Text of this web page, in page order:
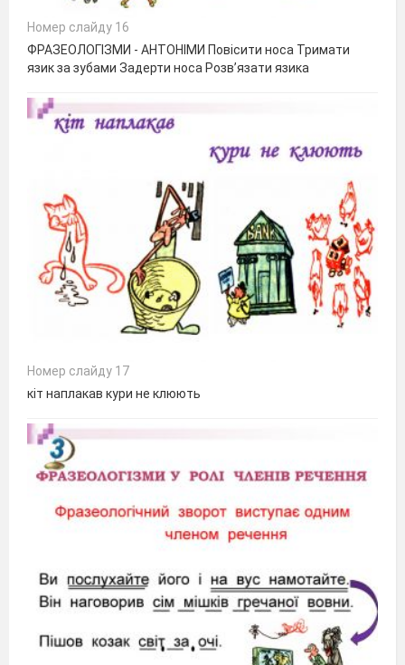
Номер слайду 16
ФРАЗЕОЛОГІЗМИ - АНТОНІМИ Повісити носа Тримати
язик за зубами Задерти носа Розв’язати язика
Номер слайду 17
кіт наплакав кури не клюють